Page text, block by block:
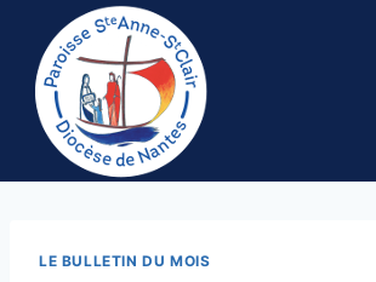
contenu
LE BULLETIN DU MOIS